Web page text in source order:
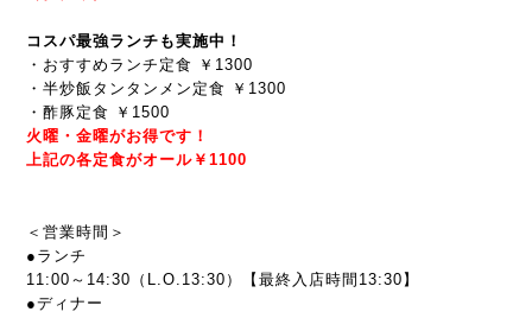
コスパ最強ランチも実施中！
・おすすめランチ定食 ￥1300
・半炒飯タンタンメン定食 ￥1300
・酢豚定食 ￥1500
火曜・金曜がお得です！
上記の各定食がオール￥1100
＜営業時間＞
●ランチ
11:00～14:30（L.O.13:30）【最終入店時間13:30】
●ディナー